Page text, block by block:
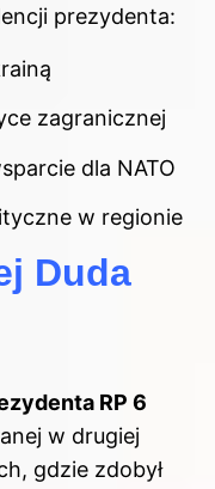
prezydenta:
zagranicznej
dla NATO
w regionie
Duda
RP 6
w drugiej
gdzie zdobył